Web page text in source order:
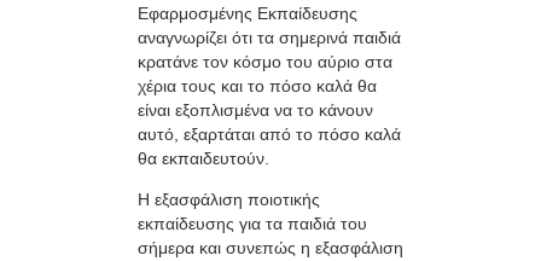
Εφαρμοσμένης Εκπαίδευσης
αναγνωρίζει ότι τα σημερινά παιδιά
κρατάνε τον κόσμο του αύριο στα
χέρια τους και το πόσο καλά θα
είναι εξοπλισμένα να το κάνουν
αυτό, εξαρτάται από το πόσο καλά
θα εκπαιδευτούν.
Η εξασφάλιση ποιοτικής
εκπαίδευσης για τα παιδιά του
σήμερα και συνεπώς η εξασφάλιση